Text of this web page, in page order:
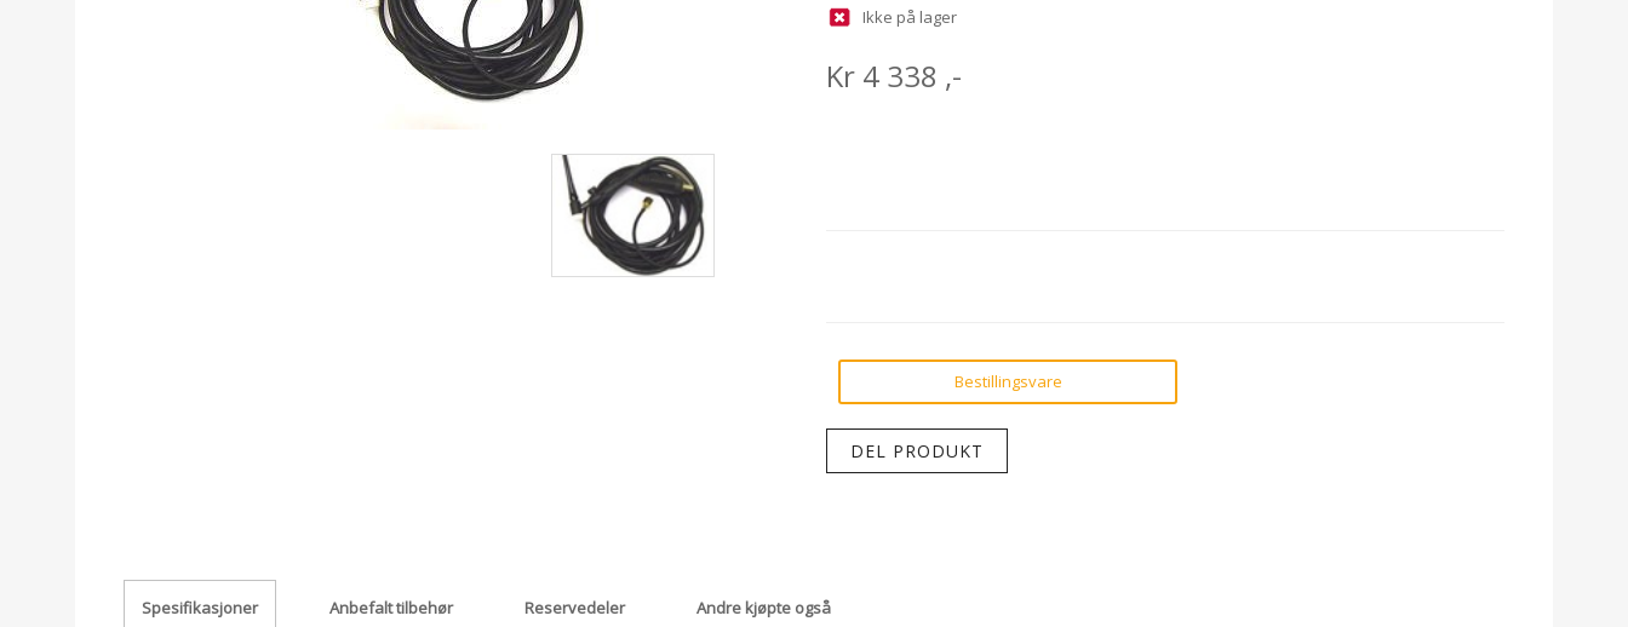
Ikke på lager
Kr 4 338 ,-
Bestillingsvare
DEL PRODUKT
Spesifikasjoner Anbefalt tilbehør Reservedeler Andre kjøpte også